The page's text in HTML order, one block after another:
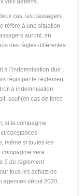
vols aériens.
cas, les passagers
réfère à une situation
auront, en
des règles différentes
à l’indemnisation due ;
régis par le règlement
à indemnisation
sauf (en cas de force
si la compagnie
même si toutes les
sera
5 du règlement
tous les achats de
agences début 2020,